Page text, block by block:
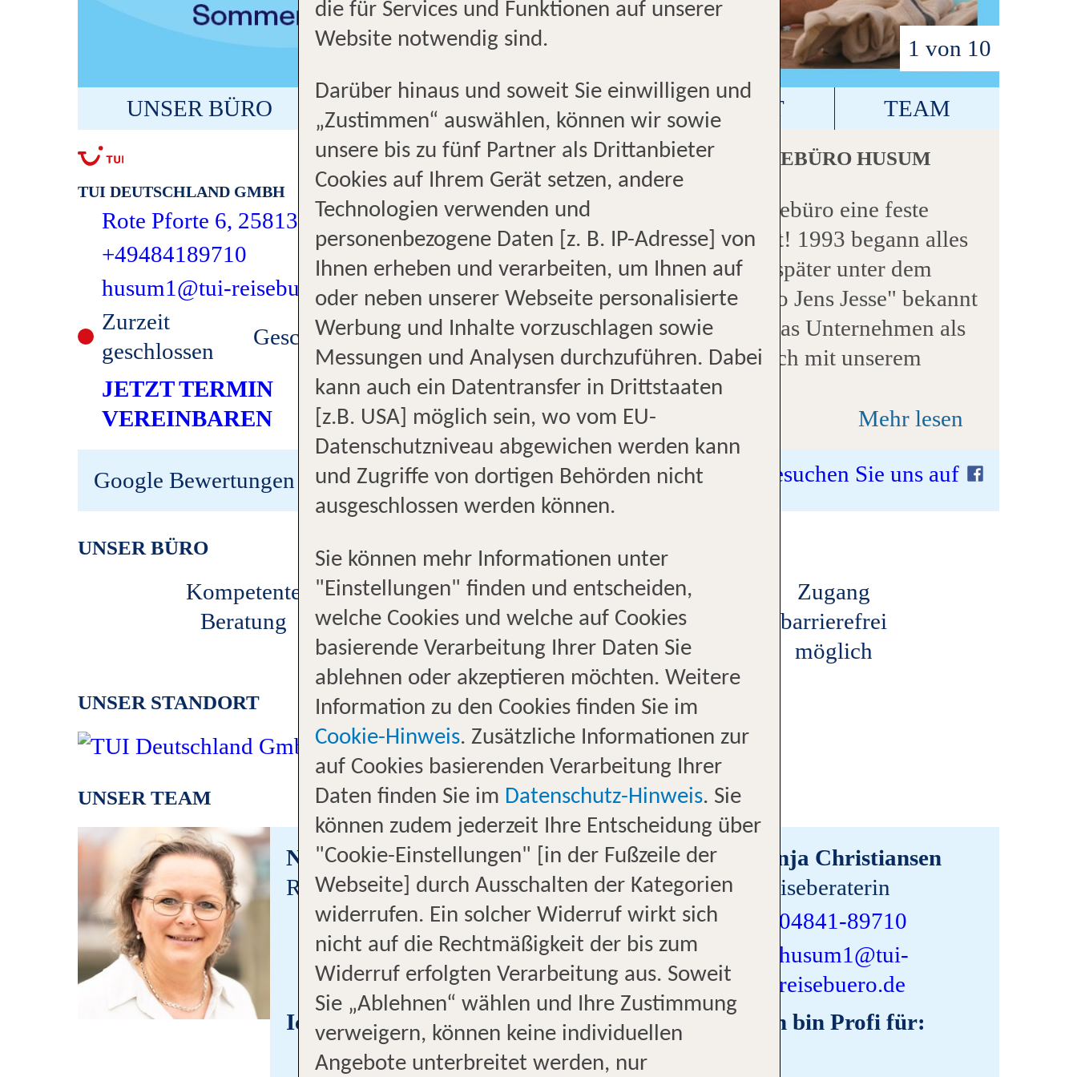
1 von 10
UNSER BÜRO UNSER STANDORT KONTAKT TEAM
TUI DEUTSCHLAND GMBH
Rote Pforte 6, 25813 Husum
+49484189710
husum1@tui-reisebuero.de
Zurzeit
geschlossen
Geschlossen
JETZT TERMIN
VEREINBAREN
MOIN - WILLKOMMEN IM TUI REISEBÜRO HUSUM
Seit mehr als 30 Jahren ist unser Reisebüro eine feste
Institution in der Husumer Innenstadt! 1993 begann alles
mit dem "Reisebüro Jens Jesse", das später unter dem
Namen "HOLIDAY LAND Reisebüro Jens Jesse" bekannt
wurde. Seit Januar 2020 führen wir das Unternehmen als
TUI Husum weiter – selbstverständlich mit unserem
langjährigen, erfahrenen Team und dem bewährten,
persönlichen Service, der uns auszeichnet. Wir sind
leidenschaftliche Reisende und stehen mit Herz und Seele
für unsere Stadt sowie unsere Kunden. Es freut uns sehr,
Sie bei uns begrüßen zu dürfen – Ihr perfekter Urlaub
Mehr lesen
Google Bewertungen Besuchen Sie uns auf
UNSER BÜRO
Kompetente
Beratung
Profis
für Familienurlaub
Profis
für Kreuzfahrt
Zentrale Lage
Zugang
barrierefrei
möglich
UNSER STANDORT
UNSER TEAM
Nina Heimböckel
Reiseberaterin
04841-89710
husum1@tui-
reisebuero.de
Ich bin Profi für:
Linja Christiansen
Reiseberaterin
04841-89710
husum1@tui-
reisebuero.de
Ich bin Profi für:
die für Services und Funktionen auf unserer
Website notwendig sind.
Darüber hinaus und soweit Sie einwilligen und
„Zustimmen“ auswählen, können wir sowie
unsere bis zu fünf Partner als Drittanbieter
Cookies auf Ihrem Gerät setzen, andere
Technologien verwenden und
personenbezogene Daten [z. B. IP-Adresse] von
Ihnen erheben und verarbeiten, um Ihnen auf
oder neben unserer Webseite personalisierte
Werbung und Inhalte vorzuschlagen sowie
Messungen und Analysen durchzuführen. Dabei
kann auch ein Datentransfer in Drittstaaten
[z.B. USA] möglich sein, wo vom EU-
Datenschutzniveau abgewichen werden kann
und Zugriffe von dortigen Behörden nicht
ausgeschlossen werden können.
Sie können mehr Informationen unter
"Einstellungen" finden und entscheiden,
welche Cookies und welche auf Cookies
basierende Verarbeitung Ihrer Daten Sie
ablehnen oder akzeptieren möchten. Weitere
Information zu den Cookies finden Sie im
Cookie-Hinweis. Zusätzliche Informationen zur
auf Cookies basierenden Verarbeitung Ihrer
Daten finden Sie im Datenschutz-Hinweis. Sie
können zudem jederzeit Ihre Entscheidung über
"Cookie-Einstellungen" [in der Fußzeile der
Webseite] durch Ausschalten der Kategorien
widerrufen. Ein solcher Widerruf wirkt sich
nicht auf die Rechtmäßigkeit der bis zum
Widerruf erfolgten Verarbeitung aus. Soweit
Sie „Ablehnen“ wählen und Ihre Zustimmung
verweigern, können keine individuellen
Angebote unterbreitet werden, nur